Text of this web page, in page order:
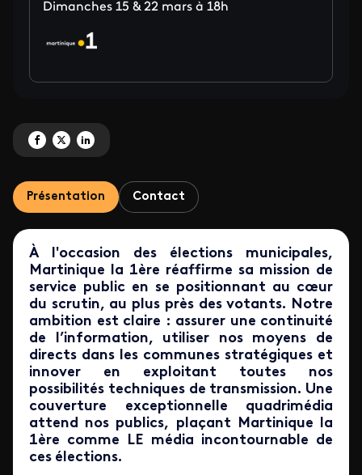
Dimanches 15 & 22 mars à 18h
Partagez 'Martinique la 1ère au cœur du scrutin' sur Facebook
Partagez 'Martinique la 1ère au cœur du scrutin' sur X
Partagez 'Martinique la 1ère au cœur du scrutin' sur LinkedIn
Présentation Contact
À l'occasion des élections municipales,
Martinique la 1ère réaffirme sa mission de
service public en se positionnant au cœur
du scrutin, au plus près des votants. Notre
ambition est claire : assurer une continuité
de l’information, utiliser nos moyens de
directs dans les communes stratégiques et
innover en exploitant toutes nos
possibilités techniques de transmission. Une
couverture exceptionnelle quadrimédia
attend nos publics, plaçant Martinique la
1ère comme LE média incontournable de
ces élections.